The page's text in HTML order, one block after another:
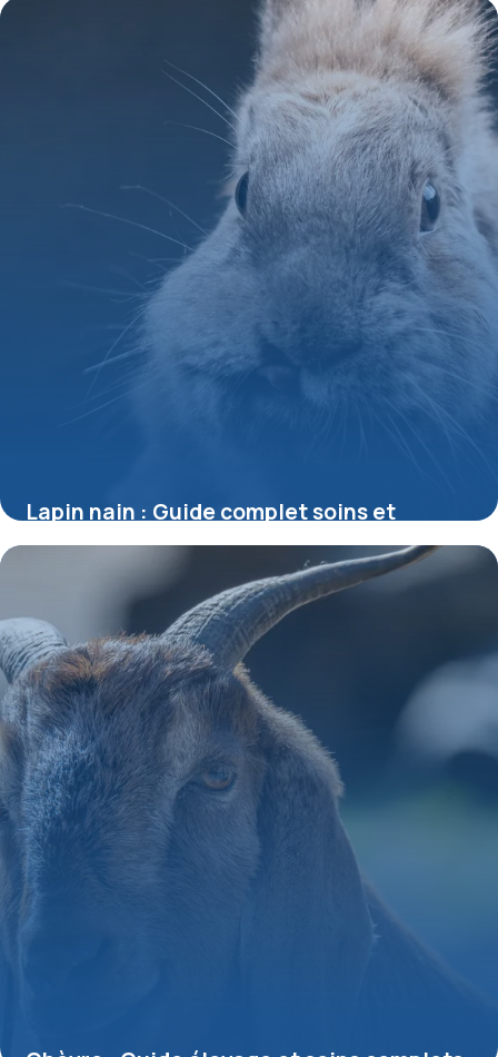
Lapin nain : Guide complet soins et
habitat